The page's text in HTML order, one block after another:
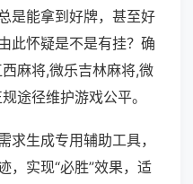
是能拿到好牌，甚至好
此怀疑是不是有挂？确
麻将,微乐吉林麻将,微
途径维护游戏公平。
求生成专用辅助工具，
，实现“必胜”效果，适